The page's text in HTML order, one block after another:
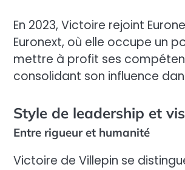
En 2023, Victoire rejoint
Euronext, où elle occupe un
mettre à profit ses
consolidant son influence
Style de leadership et
Entre rigueur et humanité
Victoire de Villepin se